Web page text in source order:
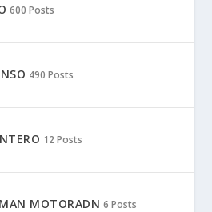
600 Posts
490 Posts
12 Posts
MOTORADN 6 Posts